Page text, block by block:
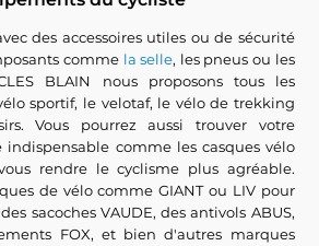
des accessoires utiles ou de sécurité
comme la selle, les pneus ou les
BLAIN nous proposons tous les
sportif, le velotaf, le vélo de trekking
Vous pourrez aussi trouver votre
comme les casques vélo
rendre le cyclisme plus agréable.
de vélo comme GIANT ou LIV pour
sacoches VAUDE, des antivols ABUS,
FOX, et bien d'autres marques